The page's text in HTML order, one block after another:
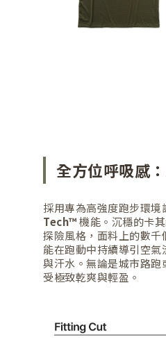
全方位呼吸感
採用專為高強度跑步環境
Tech™機能。沉穩的卡
探險風格，面料上的數千
能在跑動中持續導引空
與汗水。無論是城市路
受極致乾爽與輕盈。